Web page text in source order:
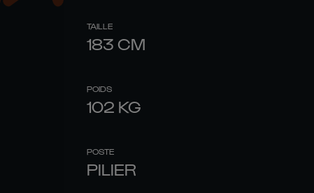
TAILLE
183 CM
POIDS
102 KG
POSTE
PILIER